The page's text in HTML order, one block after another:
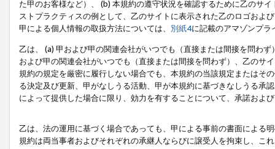
た甲のお客様など）、 (b) 本規約の遵守状況を確認するために乙のサ
ストプラクティスの例として、乙のサイトに表示された乙のロゴおよ
甲による個人情報の取扱方法については、 別紙4に記載のアマゾンプ
乙は、 (a) 甲および甲の関連会社がいつでも（直接または間接を問わ
および甲の関連会社がいつでも（直接または間接を問わず）、乙のサ
規約の規定を厳密に履行しない場合でも、本規約の当該規定またはそ
る決定及び更新、甲がなしうる活動、甲が本規約に基づきなしうる承
によって提供した場合に限り、効力を有することについて、承諾およ
乙は、法の運用に基づく場合であっても、甲による事前の書面による
規約は両当事者およびそれぞれの承継人ならびに譲受人を拘束し、こ